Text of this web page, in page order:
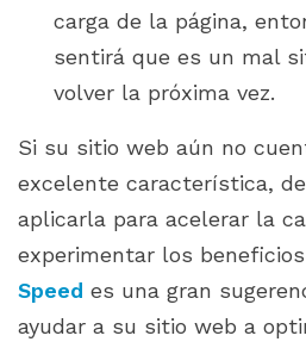
carga de la página,
sentirá que es un mal
volver la próxima vez.
Si su sitio web aún no
excelente característica,
aplicarla para acelerar la
experimentar los
Speed es una gran
ayudar a su sitio web a